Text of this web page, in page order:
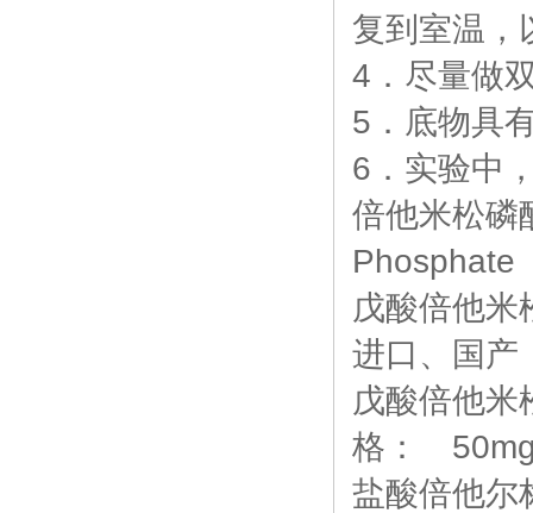
复到室温，
4．尽量做
5．底物具
6．实验中
倍他米松
戊酸倍他
进口、国
戊酸倍他
格：
盐酸倍他